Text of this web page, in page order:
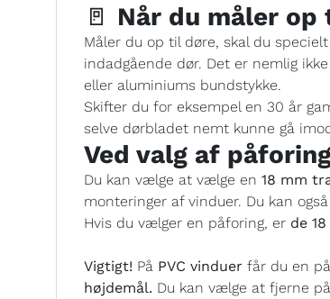
🚪 Når du måler op
Måler du op til døre, skal du
indadgående dør. Det er nemlig
eller aluminiums bundstykke.
Skifter du for eksempel en 30 år
selve dørbladet nemt kunne gå
Ved valg af
Du kan vælge at vælge en 18 mm
monteringer af vinduer. Du kan
Hvis du vælger en påforing, er de
Vigtigt! På PVC vinduer får du en
højdemål. Du kan vælge at fjerne